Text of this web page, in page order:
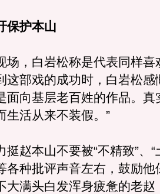
护本山
，白岩松称是代表同样喜
这部戏的成功时，白岩松感
面向基层老百姓的作品。真
生活从来不装假。”
赵本山不要被“不精致”、“
各种批评声音左右，鼓励
大满头白发浑身疲惫的老赵